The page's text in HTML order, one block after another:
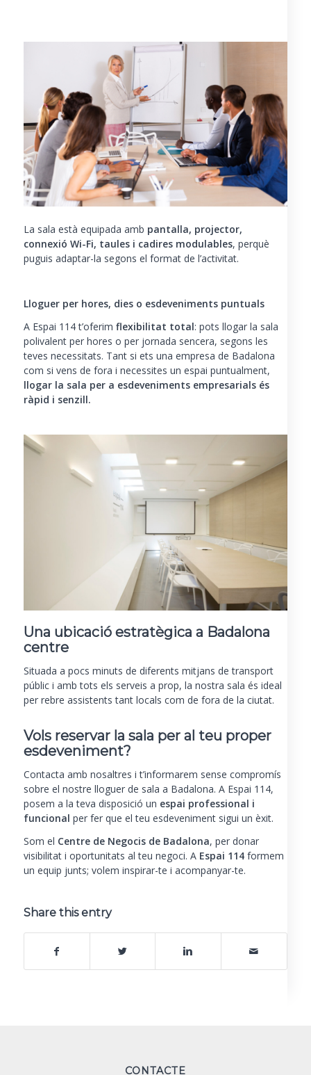
La sala està equipada amb pantalla, projector,
connexió Wi-Fi, taules i cadires modulables, perquè
puguis adaptar-la segons el format de l’activitat.
Lloguer per hores, dies o esdeveniments puntuals
A Espai 114 t’oferim flexibilitat total: pots llogar la sala
polivalent per hores o per jornada sencera, segons les
teves necessitats. Tant si ets una empresa de Badalona
com si vens de fora i necessites un espai puntualment,
llogar la sala per a esdeveniments empresarials és
ràpid i senzill.
Una ubicació estratègica a Badalona
centre
Situada a pocs minuts de diferents mitjans de transport
públic i amb tots els serveis a prop, la nostra sala és ideal
per rebre assistents tant locals com de fora de la ciutat.
Vols reservar la sala per al teu proper
esdeveniment?
Contacta amb nosaltres i t’informarem sense compromís
sobre el nostre lloguer de sala a Badalona. A Espai 114,
posem a la teva disposició un espai professional i
funcional per fer que el teu esdeveniment sigui un èxit.
Som el Centre de Negocis de Badalona, per donar
visibilitat i oportunitats al teu negoci. A Espai 114formem
un equip junts; volem inspirar-te i acompanyar-te.
Share this entry
CONTACTE